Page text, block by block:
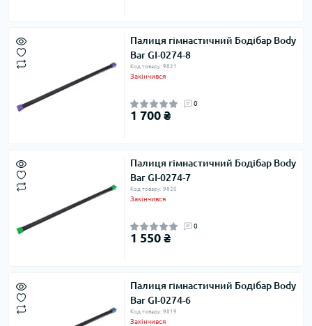
Палиця гімнастичний Бодібар Body
Bar GI-0274-8
Код товару: 9821
Закінчився
0
1 700 ₴
Палиця гімнастичний Бодібар Body
Bar GI-0274-7
Код товару: 9820
Закінчився
0
1 550 ₴
Палиця гімнастичний Бодібар Body
Bar GI-0274-6
Код товару: 9819
Закінчився